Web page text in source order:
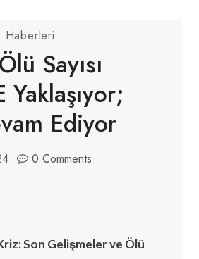
Haberleri
Sayısı
Ediyor
0 Comments
Son Gelişmeler ve Ölü